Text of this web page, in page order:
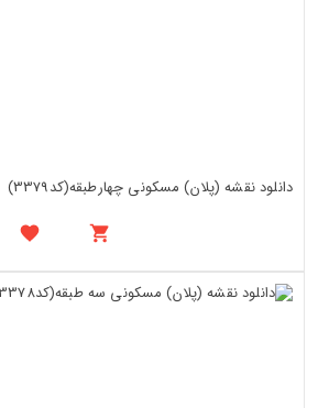
دانلود نقشه (پلان) مسکونی چهارطبقه(کد3379)